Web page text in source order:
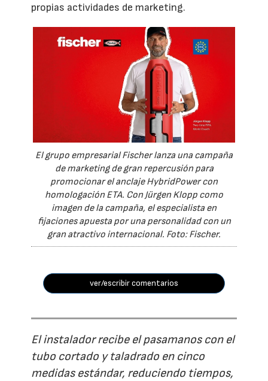
propias actividades de marketing.
El grupo empresarial Fischer lanza una campaña
de marketing de gran repercusión para
promocionar el anclaje HybridPower con
homologación ETA. Con Jürgen Klopp como
imagen de la campaña, el especialista en
fijaciones apuesta por una personalidad con un
gran atractivo internacional. Foto: Fischer.
ver/escribir comentarios
El instalador recibe el pasamanos con el
tubo cortado y taladrado en cinco
medidas estándar, reduciendo tiempos,